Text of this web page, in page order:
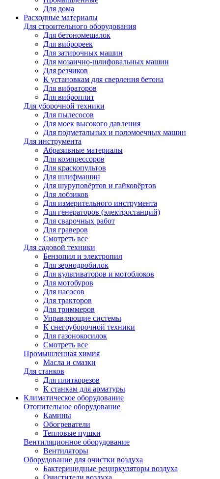
Для дома
Расходные материалы
Для строительного оборудования
Для бетономешалок
Для виброреек
Для затирочных машин
Для мозаично-шлифовальных машин
Для резчиков
К установкам для сверления бетона
Для вибраторов
Для виброплит
Для уборочной техники
Для пылесосов
Для моек высокого давления
Для подметальных и поломоечных машин
Для инструмента
Абразивные материалы
Для компрессоров
Для краскопультов
Для шлифмашин
Для шуруповёртов и гайковёртов
Для лобзиков
Для измерительного инструмента
Для генераторов (электростанций)
Для сварочных работ
Для граверов
Смотреть все
Для садовой техники
Бензопил и электропил
Для зернодробилок
Для культиваторов и мотоблоков
Для мотобуров
Для насосов
Для тракторов
Для триммеров
Управляющие системы
К снегоуборочной техники
Для газонокосилок
Смотреть все
Промышленная химия
Масла и смазки
Для станков
Для плиткорезов
К станкам для арматуры
Климатическое оборудование
Отопительное оборудование
Камины
Обогреватели
Тепловые пушки
Вентиляционное оборудование
Вентиляторы
Оборудование для очистки воздуха
Бактерицидные рециркуляторы воздуха
Очистители воздуха